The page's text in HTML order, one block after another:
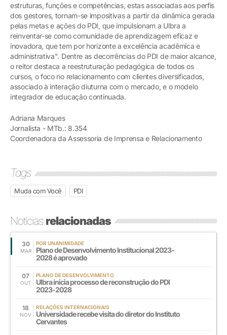
estruturas, funções e competências, estas associadas aos perfis
dos gestores, tornam-se impositivas a partir da dinâmica gerada
pelas metas e ações do PDI, que impulsionam a Ulbra a
reinventar-se como comunidade de aprendizagem eficaz e
inovadora, que tem por horizonte a excelência acadêmica e
administrativa". Dentre as decorrências do PDI de maior alcance,
o reitor destaca a reestruturação pedagógica de todos os
cursos, o foco no relacionamento com clientes diversificados,
associado à interação diuturna com o mercado, e o modelo
integrador de educação continuada.
Adriana Marques
Jornalista - MTb.: 8.354
Coordenadora da Assessoria de Imprensa e Relacionamento
Tags
Muda com Você PDI
Notíciasrelacionadas
30
MAR
POR UNANIMIDADE
Plano de Desenvolvimento Institucional 2023-
2028 é aprovado
07
OUT
PLANO DE DESENVOLVIMENTO
Ulbra inicia processo de reconstrução do PDI
2023-2028
18
NOV
RELAÇÕES INTERNACIONAIS
Universidade recebe visita do diretor do Instituto
Cervantes